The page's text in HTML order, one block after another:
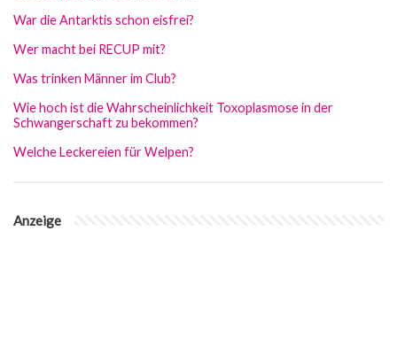
War die Antarktis schon eisfrei?
Wer macht bei RECUP mit?
Was trinken Männer im Club?
Wie hoch ist die Wahrscheinlichkeit Toxoplasmose in der
Schwangerschaft zu bekommen?
Welche Leckereien für Welpen?
Anzeige